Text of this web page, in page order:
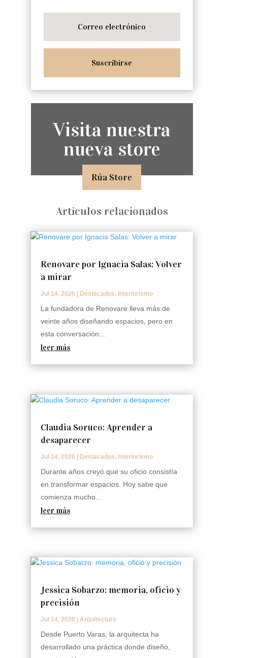
Suscribirse
Visita nuestra
nueva store
Rúa Store
Articulos relacionados
Renovare por Ignacia Salas: Volver
a mirar
Jul 14, 2026 Destacados, Interiorismo
La fundadora de Renovare lleva más de
veinte años diseñando espacios, pero en
esta conversación...
leer más
Claudia Soruco: Aprender a
desaparecer
Jul 14, 2026 | Destacados, Interiorismo
Durante años creyó que su oficio consistía
en transformar espacios. Hoy sabe que
comienza mucho...
leer más
Jessica Sobarzo: memoria, oficio y
precisión
Jul 14, 2026 | Arquitectura
Desde Puerto Varas, la arquitecta ha
desarrollado una práctica donde diseño,